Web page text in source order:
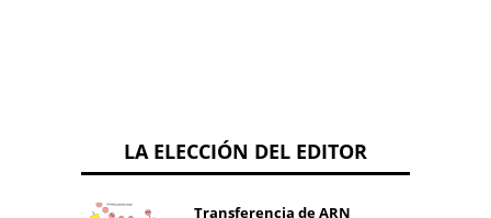
LA ELECCIÓN DEL EDITOR
Transferencia de ARN